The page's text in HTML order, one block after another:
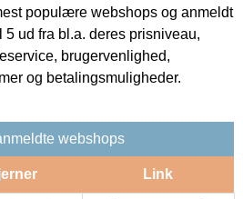
populære webshops og anmeldt
5 ud fra bl.a. deres prisniveau,
brugervenlighed,
og betalingsmuligheder.
webshops
Link